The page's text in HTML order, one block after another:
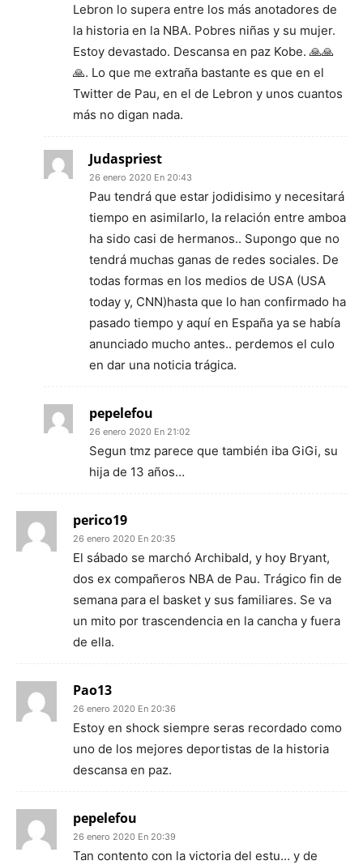
Lebron lo supera entre los más anotadores de
la historia en la NBA. Pobres niñas y su mujer.
Estoy devastado. Descansa en paz Kobe. 🙏🙏
🙏. Lo que me extraña bastante es que en el
Twitter de Pau, en el de Lebron y unos cuantos
más no digan nada.
Judaspriest
26 enero 2020 En 20:43
Pau tendrá que estar jodidisimo y necesitará
tiempo en asimilarlo, la relación entre amboa
ha sido casi de hermanos.. Supongo que no
tendrá muchas ganas de redes sociales. De
todas formas en los medios de USA (USA
today y, CNN)hasta que lo han confirmado ha
pasado tiempo y aquí en España ya se había
anunciado mucho antes.. perdemos el culo
en dar una noticia trágica.
pepelefou
26 enero 2020 En 21:02
Segun tmz parece que también iba GiGi, su
hija de 13 años…
perico19
26 enero 2020 En 20:35
El sábado se marchó Archibald, y hoy Bryant,
dos ex compañeros NBA de Pau. Trágico fin de
semana para el basket y sus familiares. Se va
un mito por trascendencia en la cancha y fuera
de ella.
Pao13
26 enero 2020 En 20:36
Estoy en shock siempre seras recordado como
uno de los mejores deportistas de la historia
descansa en paz.
pepelefou
26 enero 2020 En 20:39
Tan contento con la victoria del estu… y de